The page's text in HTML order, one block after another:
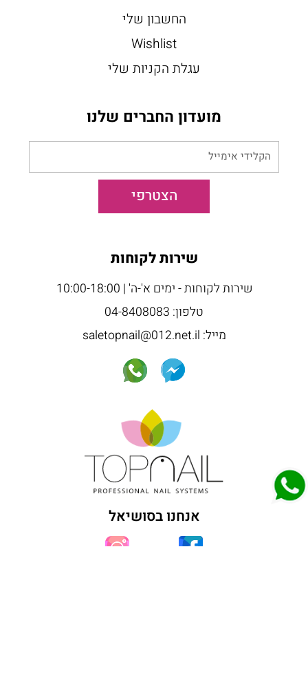
החשבון שלי
Wishlist
עגלת הקניות שלי
מועדון החברים שלנו
הקלידי
אימייל
הצטרפי
שירות לקוחות
שירות לקוחות - ימים א'-ה' | 10:00-18:00
טלפון: 04-8408083
מייל: saletopnail@012.net.il
אנחנו בסושיאל